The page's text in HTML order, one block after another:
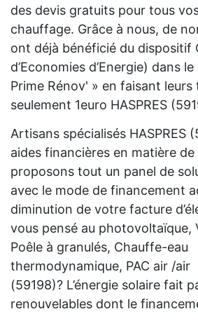
des devis gratuits pour tous
chauffage. Grâce à nous, de
ont déjà bénéficié du dispositif
d’Economies d’Energie) dans
Prime Rénov' » en faisant
seulement 1euro HASPRES
Artisans spécialisés HASPRES
aides financières en matière
proposons tout un panel de
avec le mode de financement
diminution de votre facture
vous pensé au photovoltaïque,
Poêle à granulés, Chauffe-eau
thermodynamique, PAC air /air
(59198)? L’énergie solaire fait
renouvelables dont le